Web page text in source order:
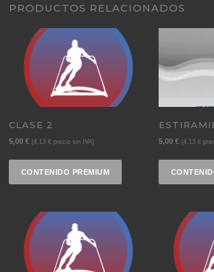
PRODUCTOS RELACIONADOS
CLASE 2
5,00€ (4,13€ precio sin IVA)
CONTENIDO PREMIUM
5,00€ (4,13€